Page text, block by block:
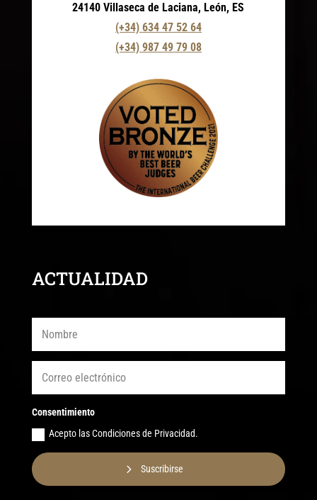
24140 Villaseca de Laciana, León, ES
(+34) 634 47 52 64
(+34) 987 49 79 08
ACTUALIDAD
Consentimiento
Acepto las Condiciones de Privacidad.
Suscribirse